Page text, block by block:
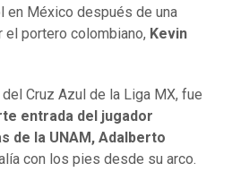
en México después de una
portero colombiano, Kevin
Cruz Azul de la Liga MX, fue
entrada del jugador
de la UNAM, Adalberto
con los pies desde su arco.